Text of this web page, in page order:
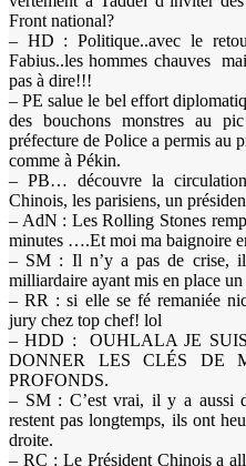
Front national?
– HD : Politique..avec le
Fabius..les hommes chauves
pas à dire!!!
– PE salue le bel effort
des bouchons monstres au
préfecture de Police a permis au
comme à Pékin.
– PB… découvre la
Chinois, les parisiens, un
– AdN : Les Rolling Stones
minutes ….Et moi ma baignoire
– SM : Il n’y a pas de crise,
milliardaire ayant mis en place
– RR : si elle se fé remaniée
jury chez top chef! lol
– HDD : OUHLALA JE
DONNER LES CLÉS DE
PROFONDS.
– SM : C’est vrai, il y a aussi
restent pas longtemps, ils ont
droite.
– RC : Le Président Chinois a